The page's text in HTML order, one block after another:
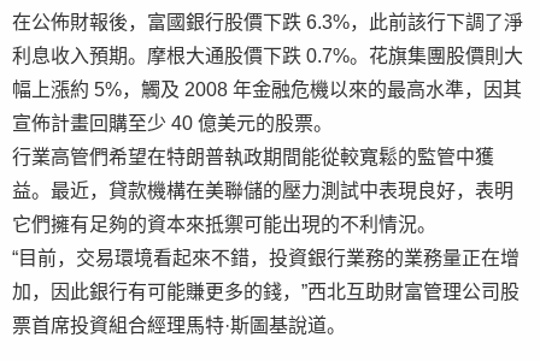
在公佈財報後，富國銀行股價下跌 6.3%，此前該行下調了淨
利息收入預期。摩根大通股價下跌 0.7%。花旗集團股價則大
幅上漲約 5%，觸及 2008 年金融危機以來的最高水準，因其
宣佈計畫回購至少 40 億美元的股票。
行業高管們希望在特朗普執政期間能從較寬鬆的監管中獲
益。最近，貸款機構在美聯儲的壓力測試中表現良好，表明
它們擁有足夠的資本來抵禦可能出現的不利情況。
“目前，交易環境看起來不錯，投資銀行業務的業務量正在增
加，因此銀行有可能賺更多的錢，”西北互助財富管理公司股
票首席投資組合經理馬特·斯圖基說道。